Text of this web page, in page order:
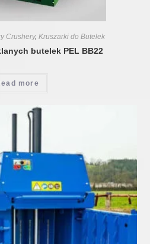
Crushery, Kruszarki do Butelek
butelek PEL BB22
more